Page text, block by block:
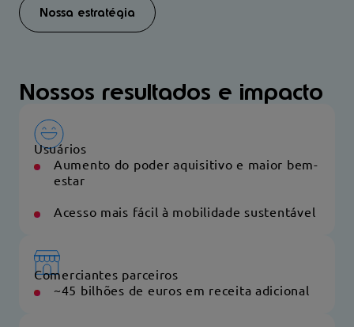
Nossa estratégia
Nossos resultados e impacto
Usuários
Aumento do poder aquisitivo e maior bem-
estar
Acesso mais fácil à mobilidade sustentável
Comerciantes parceiros
~45 bilhões de euros em receita adicional